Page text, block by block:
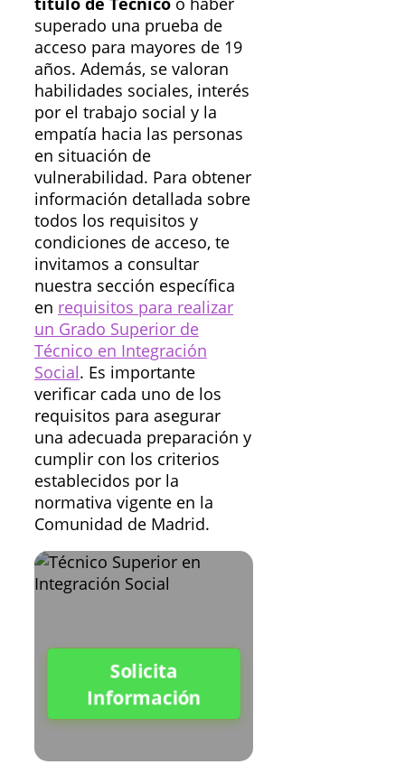
superado una prueba de
acceso para mayores de 19
años. Además, se valoran
habilidades sociales, interés
por el trabajo social y la
empatía hacia las personas
en situación de
vulnerabilidad. Para obtener
información detallada sobre
todos los requisitos y
condiciones de acceso, te
invitamos a consultar
nuestra sección específica
en requisitos para realizar
un Grado Superior de
Técnico en Integración
Social. Es importante
verificar cada uno de los
requisitos para asegurar
una adecuada preparación y
cumplir con los criterios
establecidos por la
normativa vigente en la
Comunidad de Madrid.
Solicita
Información